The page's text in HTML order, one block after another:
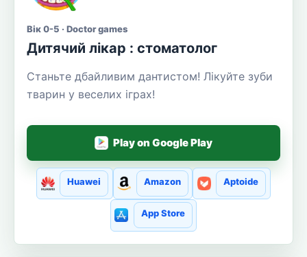
Вік 0-5 · Doctor games
Дитячий лікар : стоматолог
Станьте дбайливим дантистом! Лікуйте зуби
тварин у веселих іграх!
Play on Google Play
Huawei Amazon Aptoide
App Store